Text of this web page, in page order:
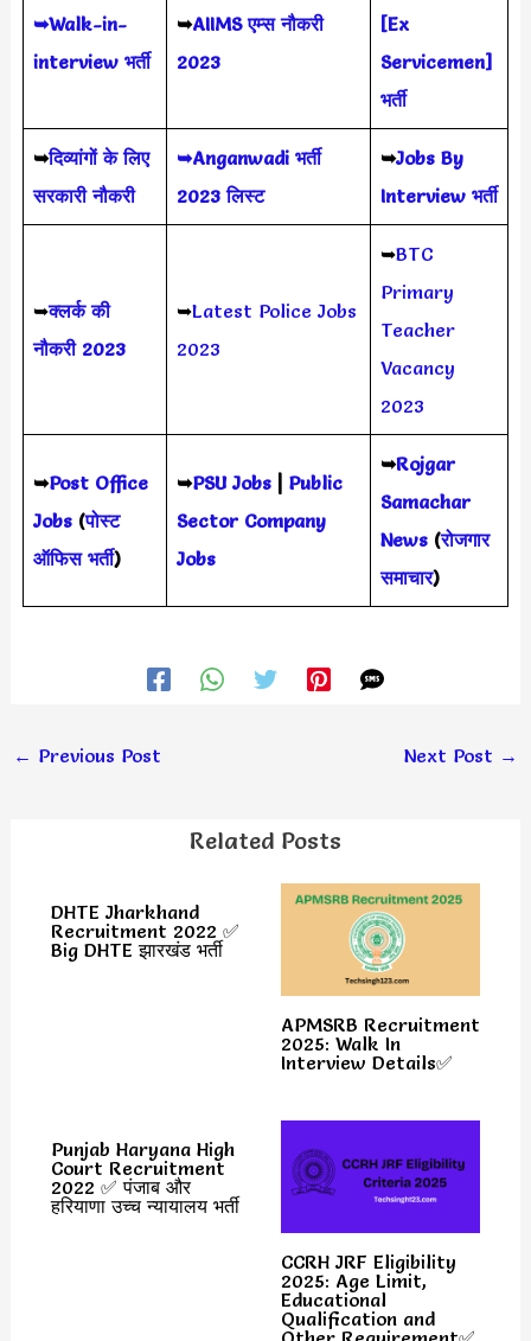
➥Walk-in-
interview भर्ती
➥AIIMS एम्स नौकरी
2023
[Ex
Servicemen]
भर्ती
➥दिव्यांगों के लिए
सरकारी नौकरी
➥Anganwadi भर्ती
2023 लिस्ट
➥Jobs By
Interview भर्ती
➥क्लर्क की
नौकरी 2023
➥Latest Police Jobs
2023
➥BTC
Primary
Teacher
Vacancy
2023
➥Post Office
Jobs(पोस्ट
ऑफिस भर्ती)
➥PSU Jobs| Public
Sector Company
Jobs
➥Rojgar
Samachar
News(रोजगार
समाचार)
← Previous Post Next Post →
Related Posts
DHTE Jharkhand
Recruitment 2022 ✅
Big DHTE झारखंड भर्ती
APMSRB Recruitment
2025: Walk In
Interview Details✅
Punjab Haryana High
Court Recruitment
2022 ✅ पंजाब और
हरियाणा उच्च न्यायालय भर्ती
CCRH JRF Eligibility
2025: Age Limit,
Educational
Qualification and